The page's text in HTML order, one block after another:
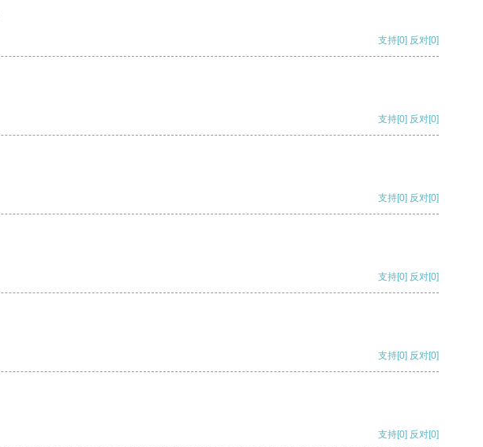
支持[0] 反对[0]
支持[0] 反对[0]
支持[0] 反对[0]
支持[0] 反对[0]
支持[0] 反对[0]
支持[0] 反对[0]